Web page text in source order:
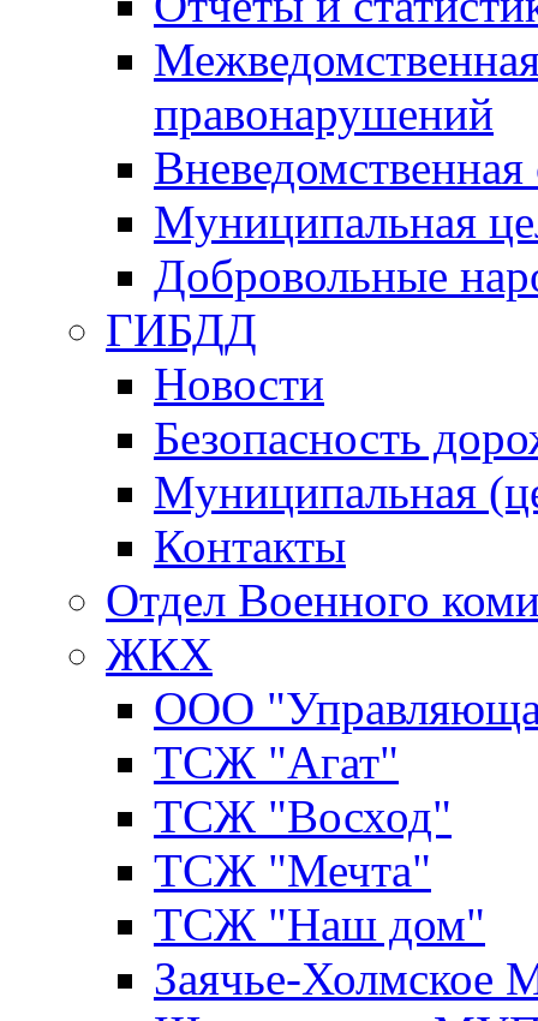
правонарушений
Вневедомственная
Муниципальная
Добровольные
ГИБДД
Новости
Безопасность
Муниципальная
Контакты
Отдел Военного
ЖКХ
ООО
ТСЖ "Агат"
ТСЖ "Восход"
ТСЖ "Мечта"
ТСЖ "Наш дом"
Заячье-